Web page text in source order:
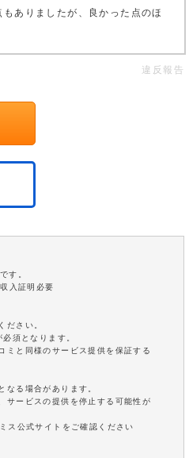
ありましたが、良かった点のほ
違反報告
す。
入証明必要
ださい。
須となります。
ミと同様のサービス提供を保証する
なる場合があります。
サービスの提供を停止する可能性が
ス公式サイトをご確認ください